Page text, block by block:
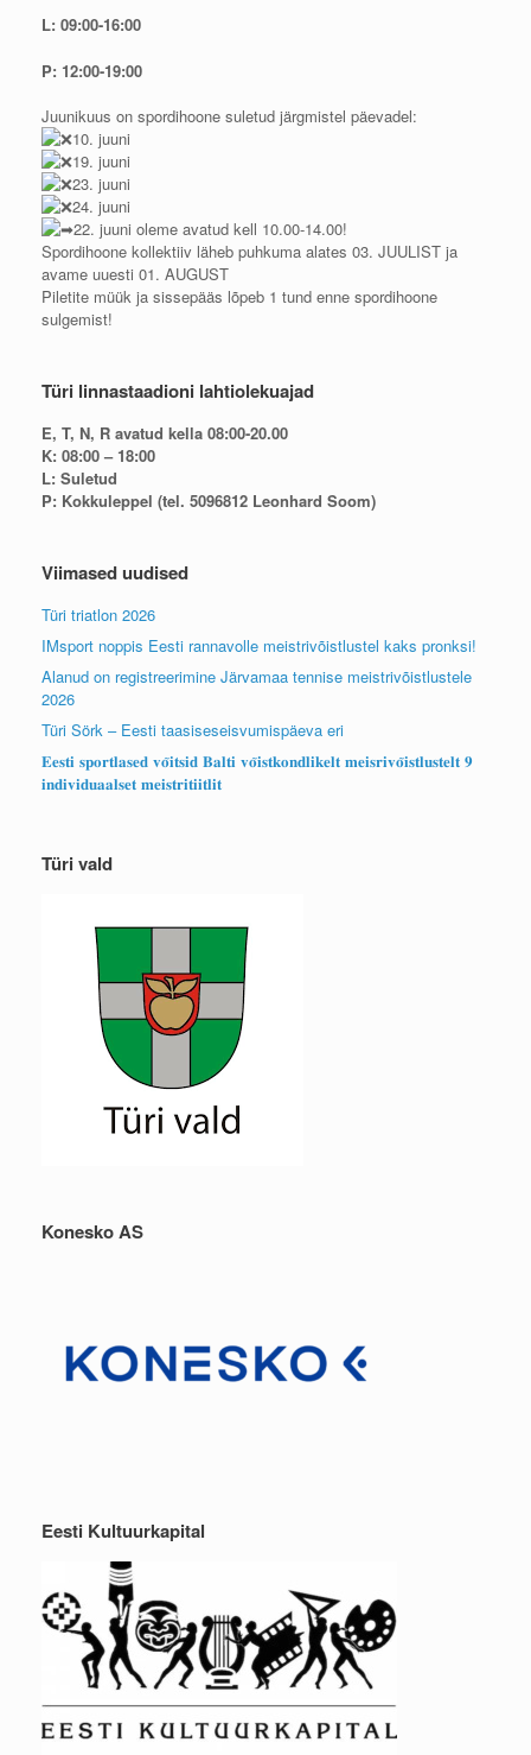
L: 09:00-16:00
P: 12:00-19:00
Juunikuus on spordihoone suletud järgmistel päevadel:
10. juuni
19. juuni
23. juuni
24. juuni
22. juuni oleme avatud kell 10.00-14.00!
Spordihoone kollektiiv läheb puhkuma alates 03. JUULIST ja
avame uuesti 01. AUGUST
Piletite müük ja sissepääs lõpeb 1 tund enne spordihoone
sulgemist!
Türi linnastaadioni lahtiolekuajad
E, T, N, R avatud kella 08:00-20.00
K: 08:00 – 18:00
L: Suletud
P: Kokkuleppel (tel. 5096812 Leonhard Soom)
Viimased uudised
Türi triatlon 2026
IMsport noppis Eesti rannavolle meistrivõistlustel kaks pronksi!
Alanud on registreerimine Järvamaa tennise meistrivõistlustele
2026
Türi Sörk – Eesti taasiseseisvumispäeva eri
𝐄𝐞𝐬𝐭𝐢 𝐬𝐩𝐨𝐫𝐭𝐥𝐚𝐬𝐞𝐝 𝐯𝐨̃𝐢𝐭𝐬𝐢𝐝 𝐁𝐚𝐥𝐭𝐢 𝐯𝐨̃𝐢𝐬𝐭𝐤𝐨𝐧𝐝𝐥𝐢𝐤𝐞𝐥𝐭 𝐦𝐞𝐢𝐬𝐫𝐢𝐯𝐨̃𝐢𝐬𝐭𝐥𝐮𝐬𝐭𝐞𝐥𝐭 𝟗
𝐢𝐧𝐝𝐢𝐯𝐢𝐝𝐮𝐚𝐚𝐥𝐬𝐞𝐭 𝐦𝐞𝐢𝐬𝐭𝐫𝐢𝐭𝐢𝐢𝐭𝐥𝐢𝐭
Türi vald
Konesko AS
Eesti Kultuurkapital